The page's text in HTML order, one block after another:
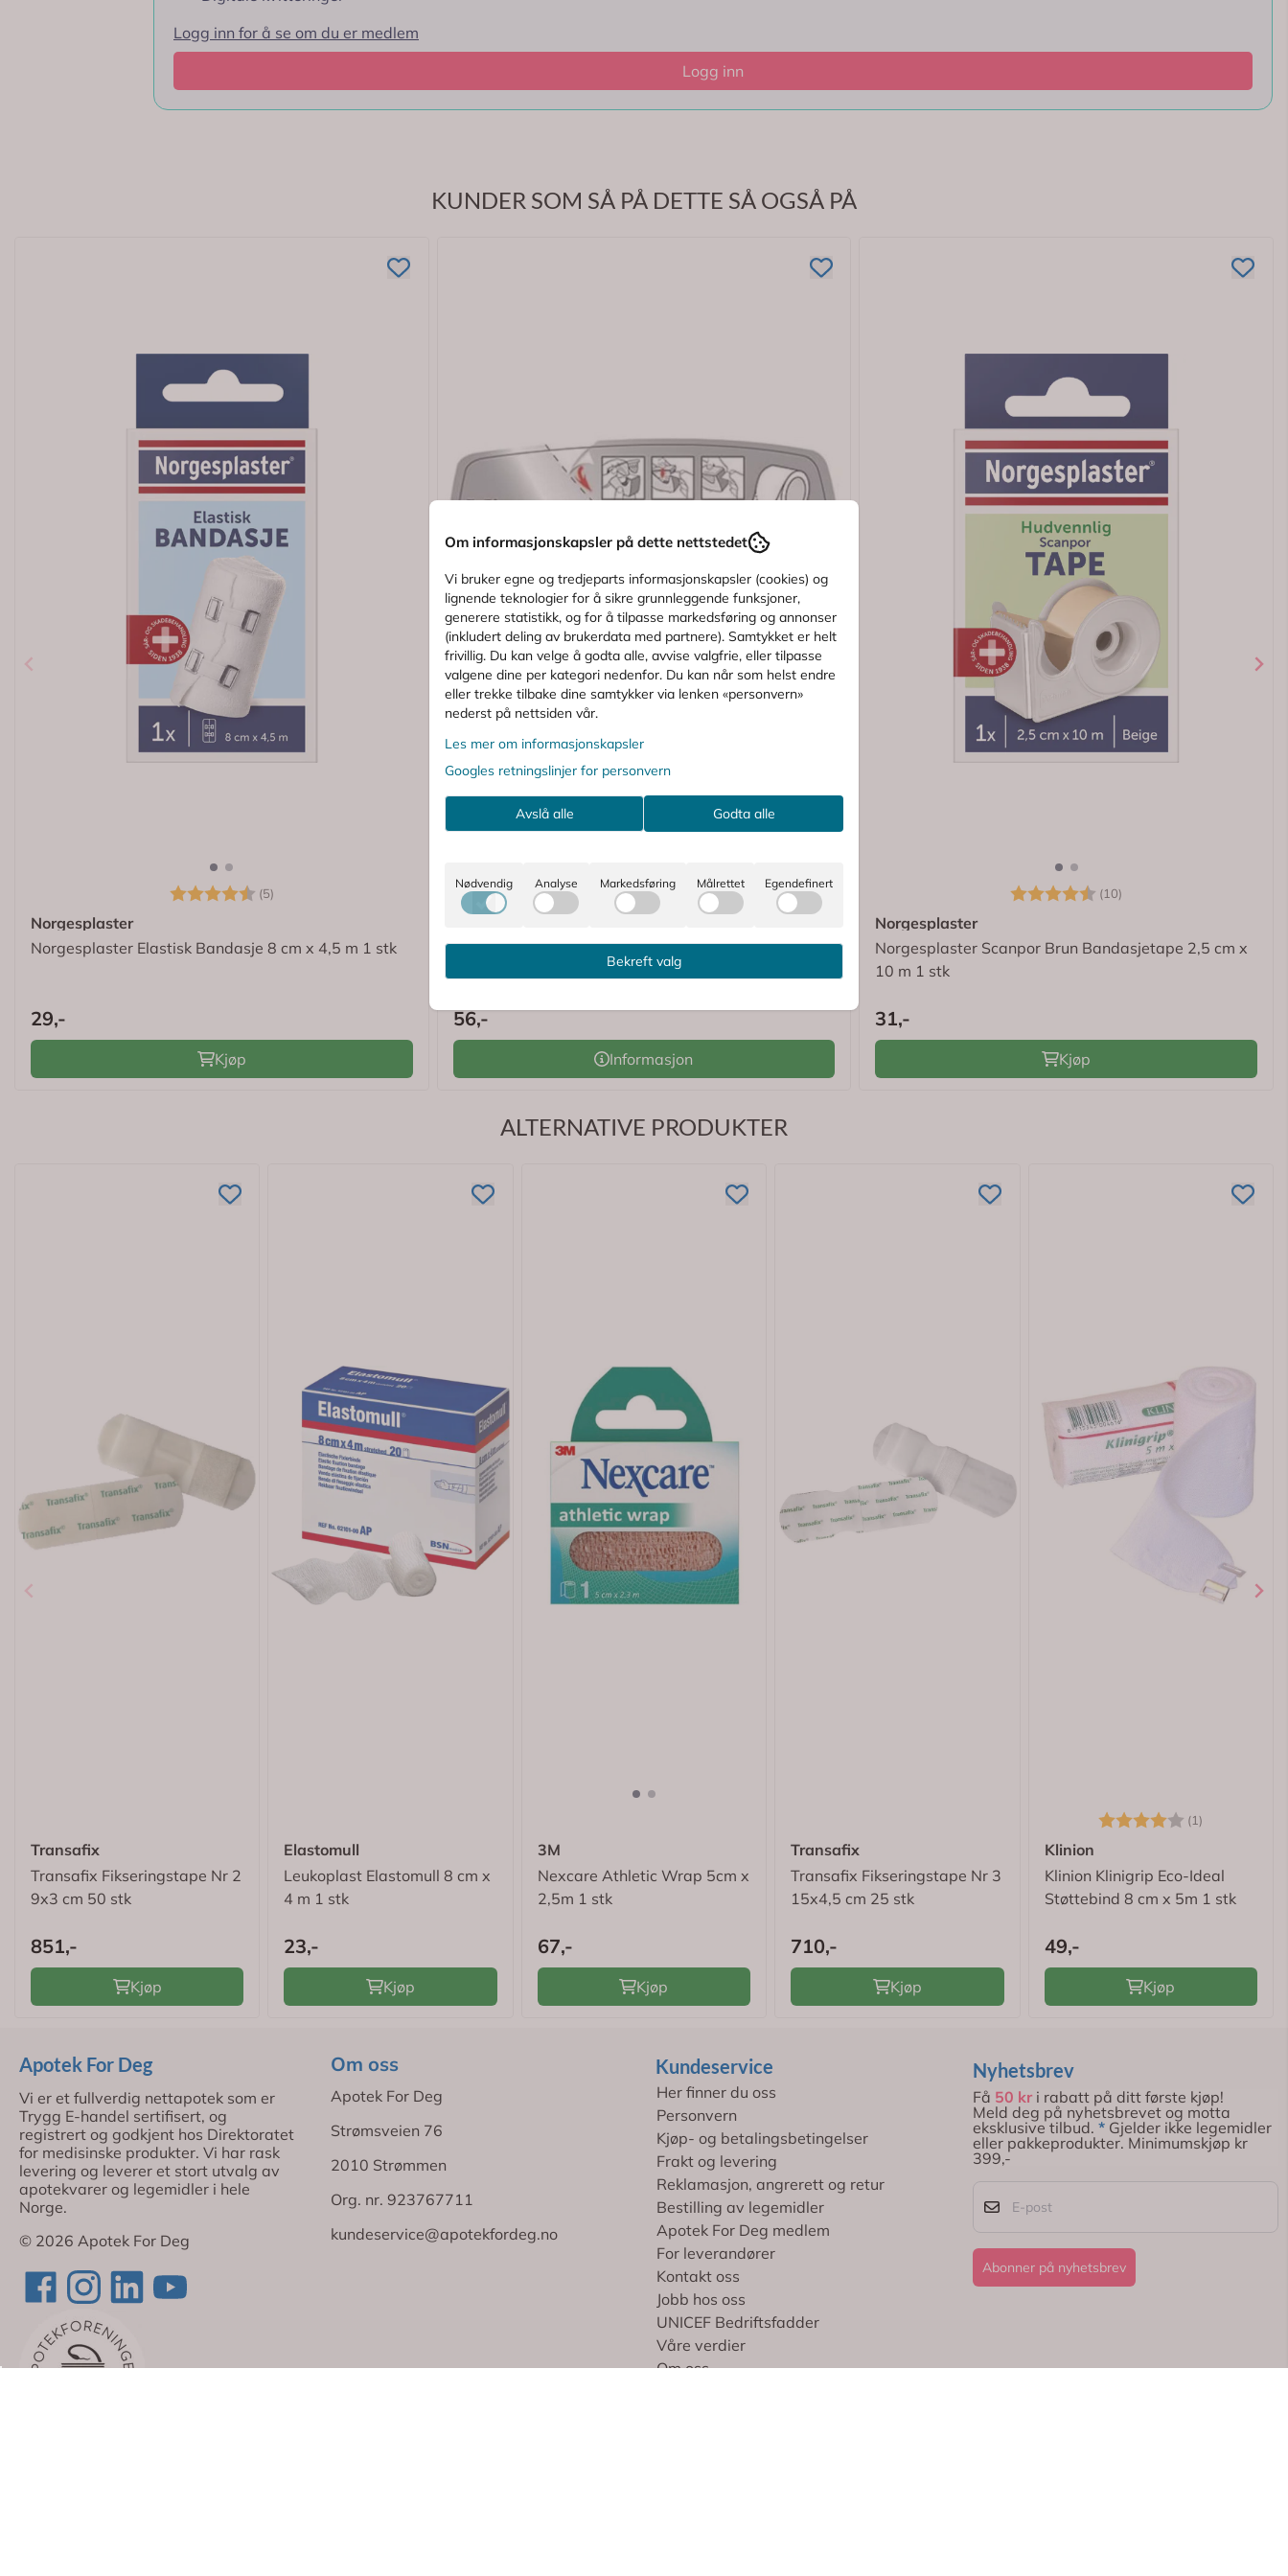
Logg inn for å se om du er medlem
Logg inn
Spørsmål og svar
Bruksområde
Ingredienser
KUNDER SOM SÅ PÅ DETTE SÅ OGSÅ PÅ
Karakter: (5)
Norgesplaster
Norgesplaster Elastisk Bandasje 8 cm x 4,5 m 1 stk
29,-
Kjøp
Karakter: (20)4.7 av 5 mulige
Micropore Kirurgisk Tape Hvit 2,5 cm x 9,14 m 1 stk
56,-
Informasjon
Karakter: (10)
Norgesplaster
Norgesplaster Scanpor Brun Bandasjetape 2,5 cm x
10 m 1 stk
31,-
Kjøp
ALTERNATIVE PRODUKTER
Transafix
Transafix Fikseringstape Nr 2
9x3 cm 50 stk
851,-
Kjøp
Elastomull
Leukoplast Elastomull 8 cm x
4 m 1 stk
23,-
Kjøp
3M
Nexcare Athletic Wrap 5cm x
2,5m 1 stk
67,-
Kjøp
Transafix
Transafix Fikseringstape Nr 3
15x4,5 cm 25 stk
710,-
Kjøp
Karakter: (1)
Klinion
Klinion Klinigrip Eco-Ideal
Støttebind 8 cm x 5m 1 stk
49,-
Kjøp
Apotek For Deg
Vi er et fullverdig nettapotek som er
Trygg E-handel sertifisert, og
registrert og godkjent hos Direktoratet
for medisinske produkter. Vi har rask
levering og leverer et stort utvalg av
apotekvarer og legemidler i hele
Norge.
© 2026 Apotek For Deg
Om oss
Apotek For Deg
Strømsveien 76
2010 Strømmen
Org. nr. 923767711
kundeservice@apotekfordeg.no
Kundeservice
Her finner du oss
Personvern
Kjøp- og betalingsbetingelser
Frakt og levering
Reklamasjon, angrerett og retur
Bestilling av legemidler
Apotek For Deg medlem
For leverandører
Kontakt oss
Jobb hos oss
UNICEF Bedriftsfadder
Våre verdier
Om oss
Nyhetsbrev
Få 50 kri rabatt på ditt første kjøp!
Meld deg på nyhetsbrevet og motta
eksklusive tilbud. * Gjelder ikke legemidler
eller pakkeprodukter. Minimumskjøp kr
399,-
Abonner på nyhetsbrev
Om informasjonskapsler på dette nettstedet
Vi bruker egne og tredjeparts informasjonskapsler (cookies) og
lignende teknologier for å sikre grunnleggende funksjoner,
generere statistikk, og for å tilpasse markedsføring og annonser
(inkludert deling av brukerdata med partnere). Samtykket er helt
frivillig. Du kan velge å godta alle, avvise valgfrie, eller tilpasse
valgene dine per kategori nedenfor. Du kan når som helst endre
eller trekke tilbake dine samtykker via lenken «personvern»
nederst på nettsiden vår.
Les mer om informasjonskapsler
Googles retningslinjer for personvern
Avslå alle Godta alle
Nødvendig Analyse Markedsføring Målrettet Egendefinert
Bekreft valg